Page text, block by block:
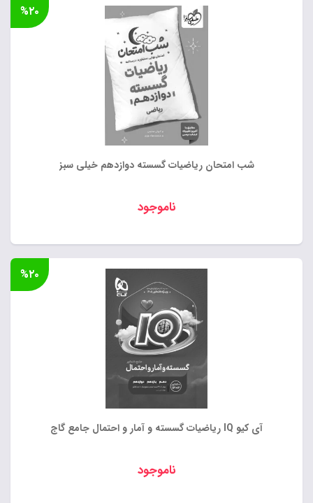
شب امتحان ریاضیات گسسته دوازدهم خیلی سبز
ناموجود
%۲۰
آی کیو IQ ریاضیات گسسته و آمار و احتمال جامع گاج
ناموجود
%۲۰